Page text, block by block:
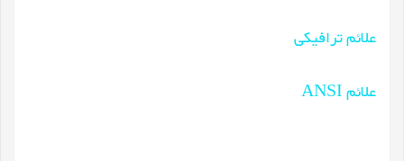
علائم ترافیکی
علائم ANSI